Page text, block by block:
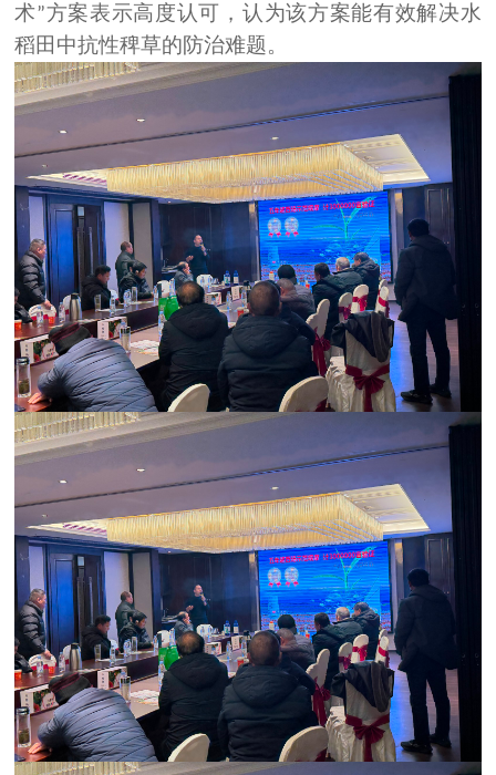
术”方案表示高度认可，认为该方案能有效解决水
稻田中抗性稗草的防治难题。